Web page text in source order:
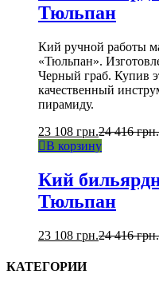
Тюльпан
Кий ручной работы
«Тюльпан».
Черный граб. Купив
качественный
пирамиду.
23 108 грн.24 416грн.
В корзину
Кий
Тюльпан
23 108 грн.24 416грн.
КАТЕГОРИИ